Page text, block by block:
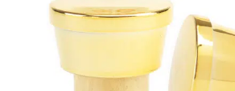
wines, liquors,